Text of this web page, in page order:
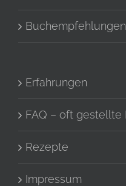
Buchempfehlungen
Erfahrungen
FAQ – oft gestellte
Rezepte
Impressum